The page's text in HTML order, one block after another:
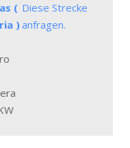
(
)
Diese Strecke
anfragen.